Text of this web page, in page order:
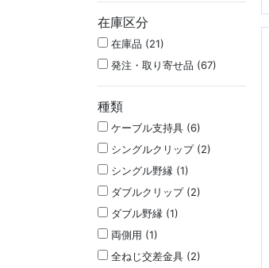
在庫区分
在庫品 (21)
発注・取り寄せ品 (67)
種類
ケーブル支持具 (6)
シングルクリップ (2)
シングル野縁 (1)
ダブルクリップ (2)
ダブル野縁 (1)
両側用 (1)
全ねじ交差金具 (2)